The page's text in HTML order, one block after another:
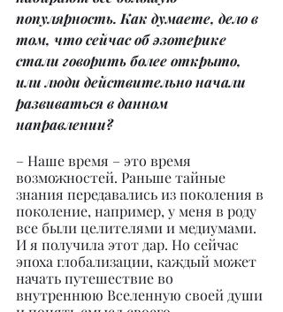
популярность. Как думаете, дело в
том, что сейчас об эзотерике
стали говорить более открыто,
или люди действительно начали
развиваться в данном
направлении?
– Наше время – это время
возможностей. Раньше тайные
знания передавались из поколения в
поколение, например, у меня в роду
все были целителями и медиумами.
И я получила этот дар. Но сейчас
эпоха глобализации, каждый может
начать путешествие во
внутреннюю Вселенную своей души